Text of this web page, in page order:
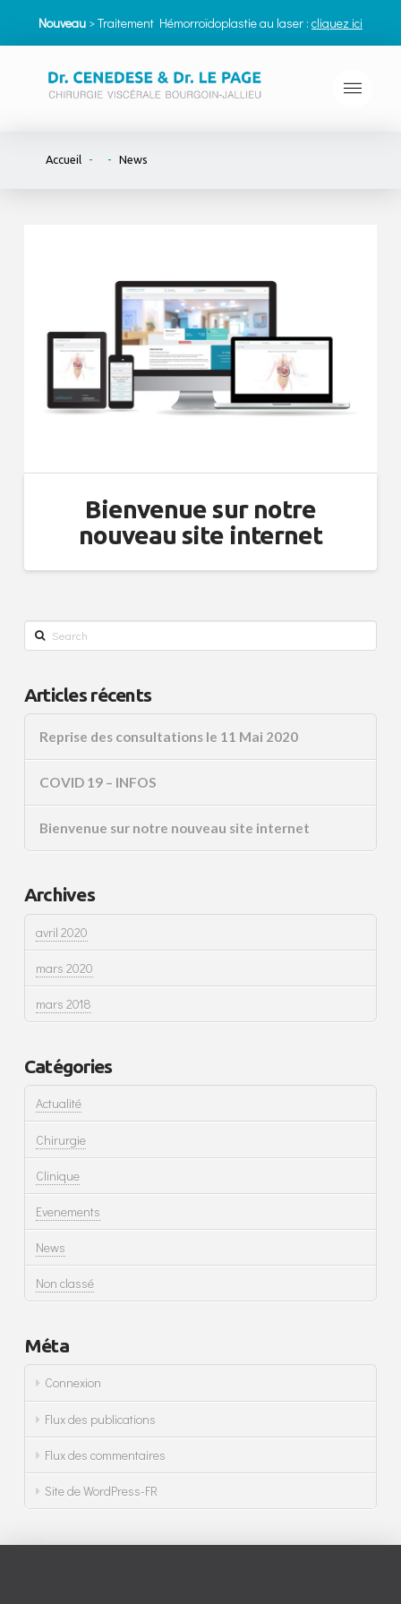
Nouveau > Traitement Hémorroïdoplastie au laser : cliquez ici
Accueil - - News
Bienvenue sur notre
nouveau site internet
Search
Articles récents
Reprise des consultations le 11 Mai 2020
COVID 19 – INFOS
Bienvenue sur notre nouveau site internet
Archives
avril 2020
mars 2020
mars 2018
Catégories
Actualité
Chirurgie
Clinique
Evenements
News
Non classé
Méta
Connexion
Flux des publications
Flux des commentaires
Site de WordPress-FR